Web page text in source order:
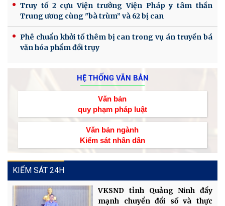
Truy tố 2 cựu Viện trưởng Viện Pháp y tâm thần
Trung ương cùng "bà trùm” và 62 bị can
Phê chuẩn khởi tố thêm bị can trong vụ án truyền bá
văn hóa phẩm đồi trụy
HỆ THỐNG VĂN BẢN
Văn bản
quy phạm pháp luật
Văn bản ngành
Kiểm sát nhân dân
KIỂM SÁT 24H
VKSND tỉnh Quảng Ninh đẩy
mạnh chuyển đổi số và thực